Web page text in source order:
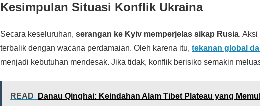
Kesimpulan Situasi Konflik Ukraina
Secara keseluruhan,serangan ke Kyiv memperjelas sikap Rusia.
terbalik dengan wacana perdamaian. Oleh karena itu,tekanan global
menjadi kebutuhan mendesak. Jika tidak, konflik berisiko semakin
READ Danau Qinghai: Keindahan Alam Tibet Plateau yang